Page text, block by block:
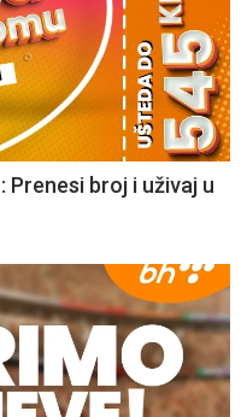
Prenesi broj i uživaj u